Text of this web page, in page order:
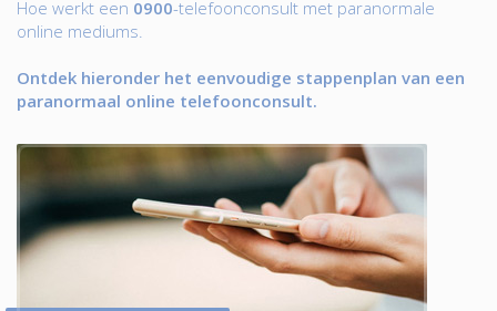
Hoe werkt een 0900-telefoonconsult met paranormale
online mediums.
Ontdek hieronder het eenvoudige stappenplan van een
paranormaal online telefoonconsult.